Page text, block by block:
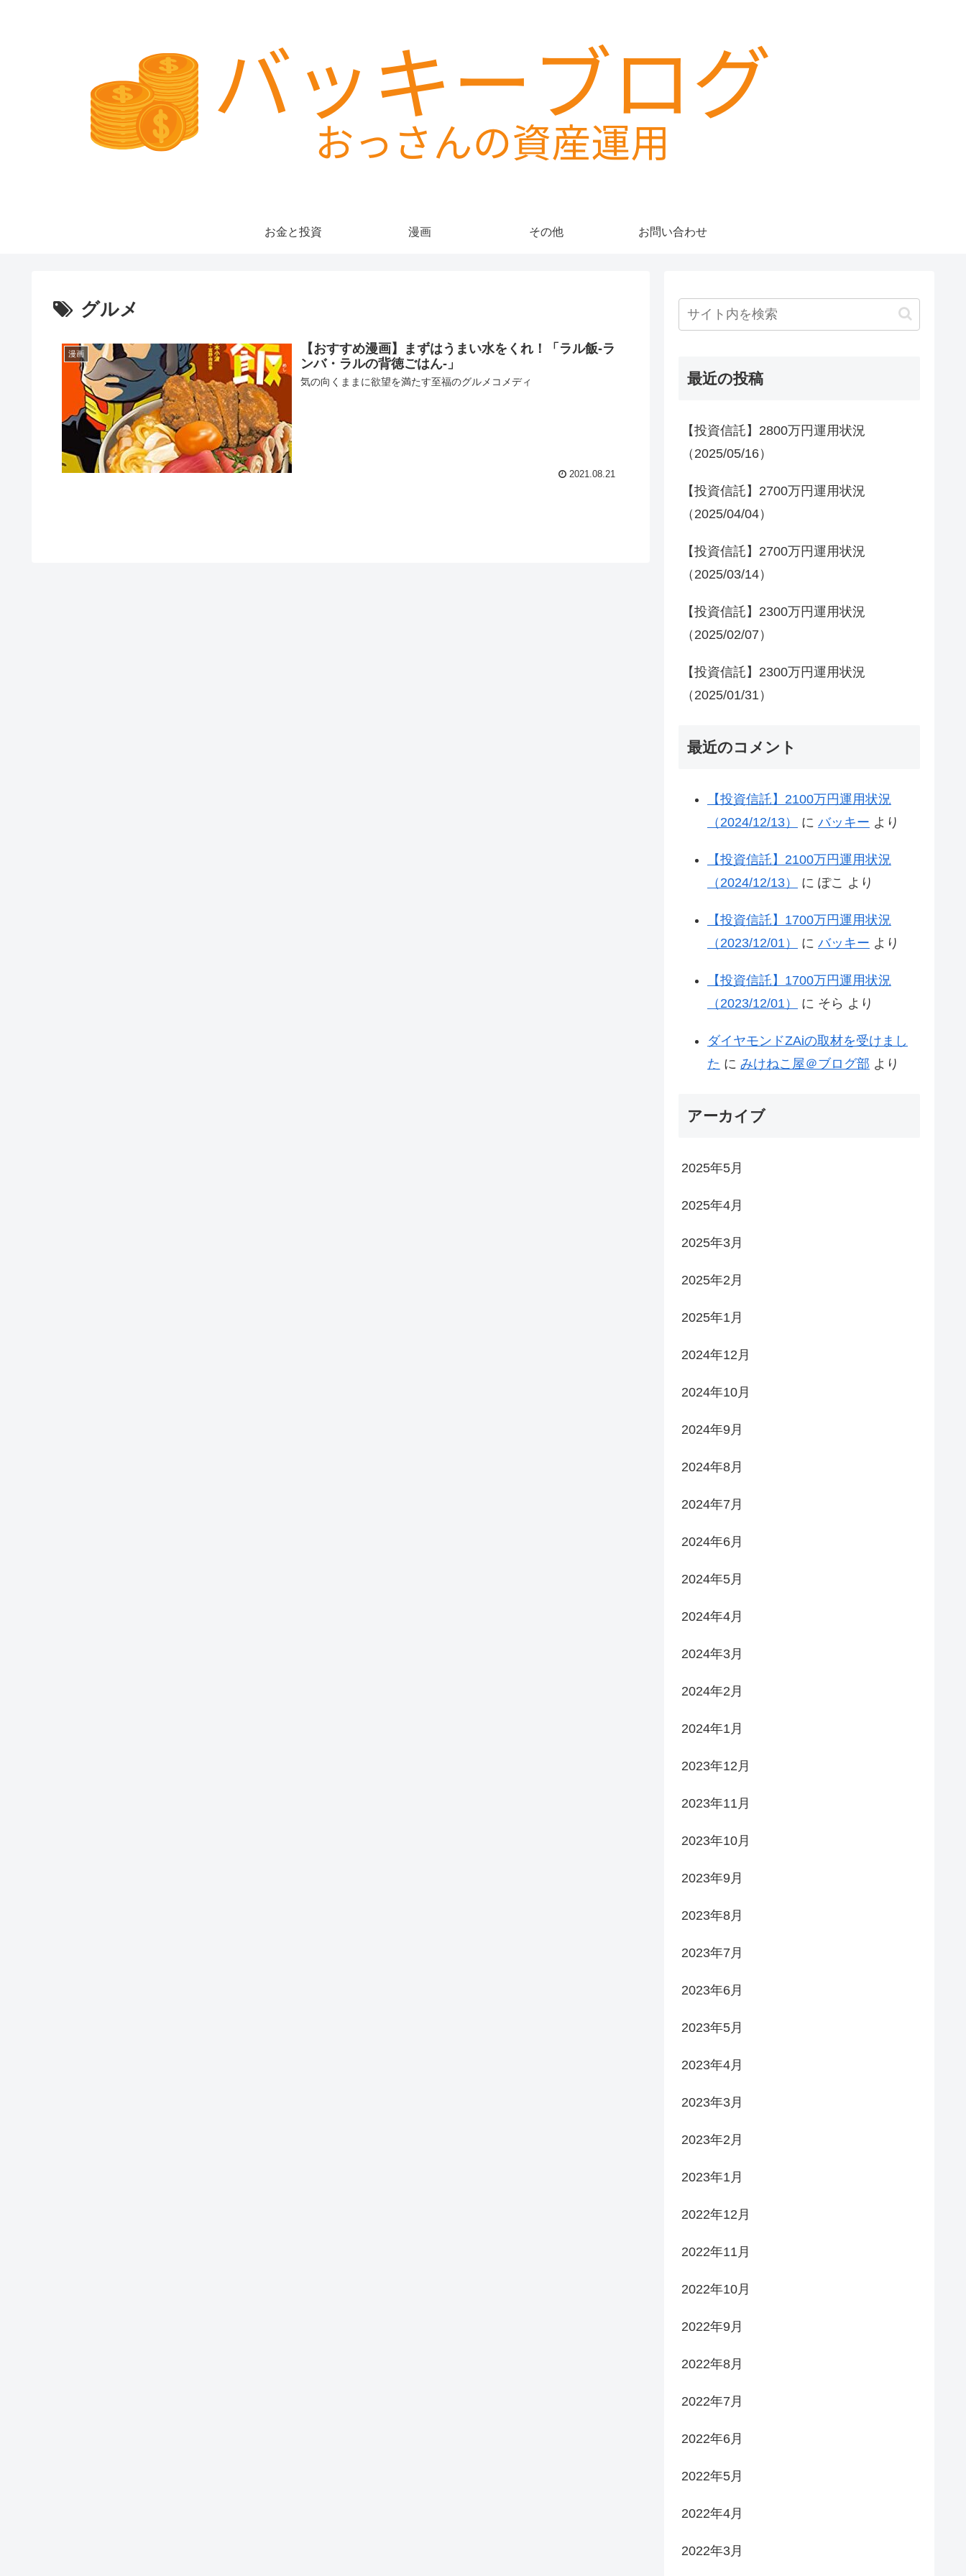
お金と投資 漫画 その他 お問い合わせ
グルメ
漫画
【おすすめ漫画】まずはうまい水をくれ！「ラル飯‐ラ
ンバ・ラルの背徳ごはん‐」
気の向くままに欲望を満たす至福のグルメコメディ
2021.08.21
最近の投稿
【投資信託】2800万円運用状況
（2025/05/16）
【投資信託】2700万円運用状況
（2025/04/04）
【投資信託】2700万円運用状況
（2025/03/14）
【投資信託】2300万円運用状況
（2025/02/07）
【投資信託】2300万円運用状況
（2025/01/31）
最近のコメント
【投資信託】2100万円運用状況
（2024/12/13）
に バッキー より
【投資信託】2100万円運用状況
（2024/12/13）
に ぽこ より
【投資信託】1700万円運用状況
（2023/12/01）
に バッキー より
【投資信託】1700万円運用状況
（2023/12/01）
に そら より
ダイヤモンドZAiの取材を受けまし
た に みけねこ屋＠ブログ部 より
アーカイブ
2025年5月
2025年4月
2025年3月
2025年2月
2025年1月
2024年12月
2024年10月
2024年9月
2024年8月
2024年7月
2024年6月
2024年5月
2024年4月
2024年3月
2024年2月
2024年1月
2023年12月
2023年11月
2023年10月
2023年9月
2023年8月
2023年7月
2023年6月
2023年5月
2023年4月
2023年3月
2023年2月
2023年1月
2022年12月
2022年11月
2022年10月
2022年9月
2022年8月
2022年7月
2022年6月
2022年5月
2022年4月
2022年3月